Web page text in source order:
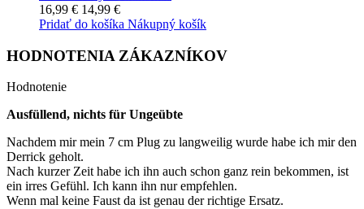
16,99 € 14,99 €
Pridať do košíka Nákupný košík
HODNOTENIA ZÁKAZNÍKOV
Hodnotenie
Ausfüllend, nichts für Ungeübte
Nachdem mir mein 7 cm Plug zu langweilig wurde habe ich mir den
Derrick geholt.
Nach kurzer Zeit habe ich ihn auch schon ganz rein bekommen, ist
ein irres Gefühl. Ich kann ihn nur empfehlen.
Wenn mal keine Faust da ist genau der richtige Ersatz.